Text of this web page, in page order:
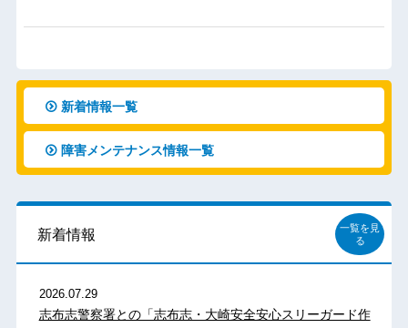
新着情報一覧
障害メンテナンス情報一覧
新着情報
一覧を見
る
2026.07.29
志布志警察署との「志布志・大崎安全安心スリーガード作